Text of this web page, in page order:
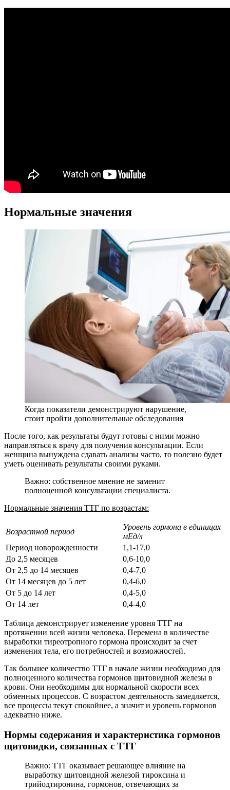
Нормальные значения
Когда показатели демонстрируют нарушение,
стоит пройти дополнительные обследования
После того, как результаты будут готовы с ними можно
направляться к врачу для получения консультации. Если
женщина вынуждена сдавать анализы часто, то полезно будет
уметь оценивать результаты своими руками.
Важно: собственное мнение не заменит
полноценной консультации специалиста.
Нормальные значения ТТГ по возрастам:
Возрастной период
Уровень гормона в единицах
мЕд/л
Период новорожденности
1,1-17,0
До 2,5 месяцев
0,6-10,0
От 2,5 до 14 месяцев
0,4-7,0
От 14 месяцев до 5 лет
0,4-6,0
От 5 до 14 лет
0,4-5,0
От 14 лет
0,4-4,0
Таблица демонстрирует изменение уровня ТТГ на
протяжении всей жизни человека. Перемена в количестве
выработки тиреотропного гормона происходит за счет
изменения тела, его потребностей и возможностей.
Так большее количество ТТГ в начале жизни необходимо для
полноценного количества гормонов щитовидной железы в
крови. Они необходимы для нормальной скорости всех
обменных процессов. С возрастом деятельность замедляется,
все процессы текут спокойнее, а значит и уровень гормонов
адекватно ниже.
Нормы содержания и характеристика гормонов
щитовидки, связанных с ТТГ
Важно: ТТГ оказывает решающее влияние на
выработку щитовидной железой тироксина и
трийодтиронина, гормонов, отвечающих за